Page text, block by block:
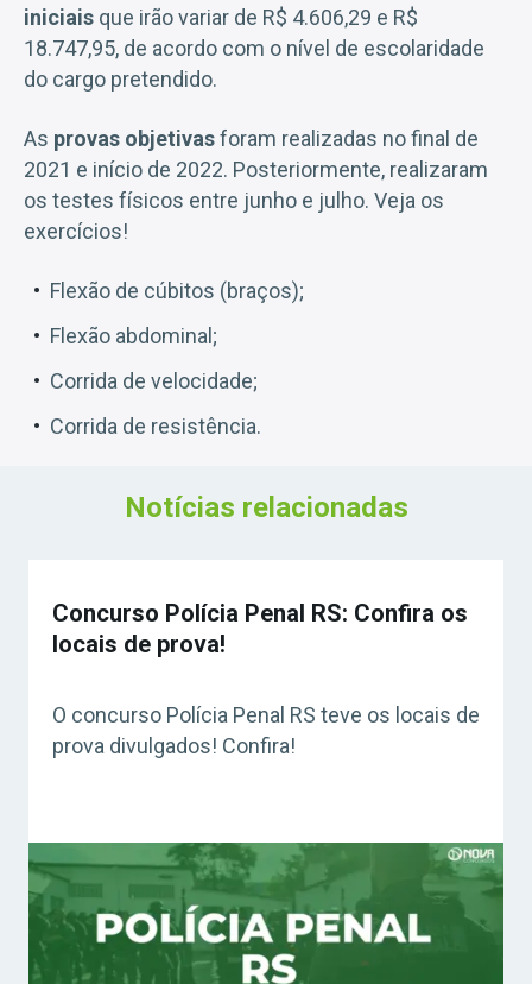
iniciais que irão variar de R$ 4.606,29 e R$
18.747,95, de acordo com o nível de escolaridade
do cargo pretendido.
As provas objetivasforam realizadas no final de
2021 e início de 2022. Posteriormente, realizaram
os testes físicos entre junho e julho. Veja os
exercícios!
Flexão de cúbitos (braços);
Flexão abdominal;
Corrida de velocidade;
Corrida de resistência.
Notícias relacionadas
Concurso Polícia Penal RS: Confira os
locais de prova!
O concurso Polícia Penal RS teve os locais de
prova divulgados! Confira!